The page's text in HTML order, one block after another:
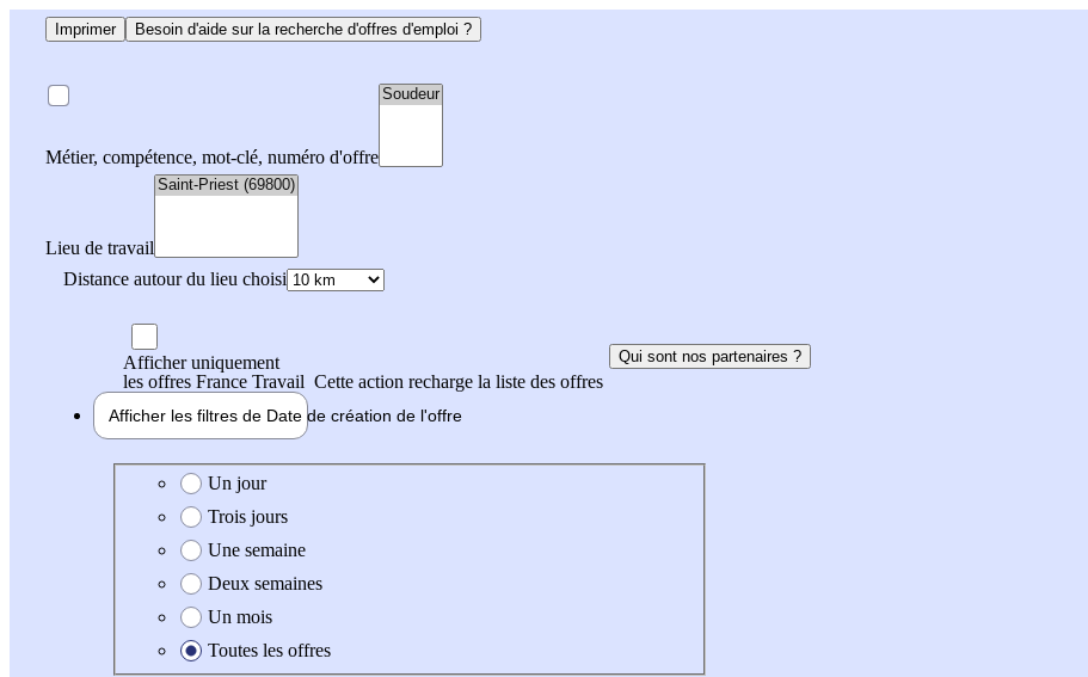
Imprimer Besoin d'aide sur la recherche d'offres d'emploi ?
Métier, compétence, mot-clé, numéro d'offre
Lieu de travail
Distance autour du lieu choisi
Afficher uniquement
les offres France Travail Cette action recharge la liste des offres
Qui sont nos partenaires ?
Afficher les filtres de Date de création de l'offre
Date de création de l'offre
Un jour
Trois jours
Une semaine
Deux semaines
Un mois
Toutes les offres